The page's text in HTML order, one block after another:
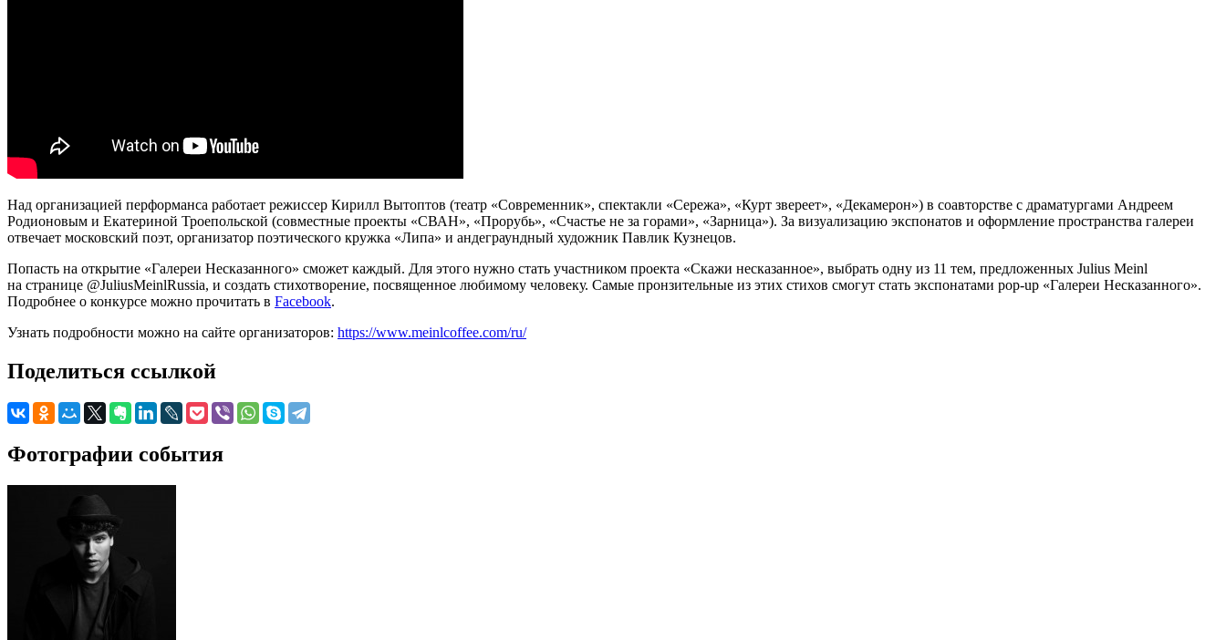
Над организацией перформанса работает режиссер Кирилл Вытоптов (театр «Современник», спектакли «Сережа», «Курт звереет», «Декамерон») в соавторстве с драматургами Андреем
Родионовым и Екатериной Троепольской (совместные проекты «СВАН», «Прорубь», «Счастье не за горами», «Зарница»). За визуализацию экспонатов и оформление пространства галереи
отвечает московский поэт, организатор поэтического кружка «Липа» и андеграундный художник Павлик Кузнецов.
Попасть на открытие «Галереи Несказанного» сможет каждый. Для этого нужно стать участником проекта «Скажи несказанное», выбрать одну из 11 тем, предложенных Julius Meinl
на странице @JuliusMeinlRussia, и создать стихотворение, посвященное любимому человеку. Самые пронзительные из этих стихов смогут стать экспонатами pop-up «Галереи Несказанного».
Подробнее о конкурсе можно прочитать в Facebook.
Узнать подробности можно на сайте организаторов: https://www.meinlcoffee.com/ru/
Поделиться ссылкой
Фотографии события